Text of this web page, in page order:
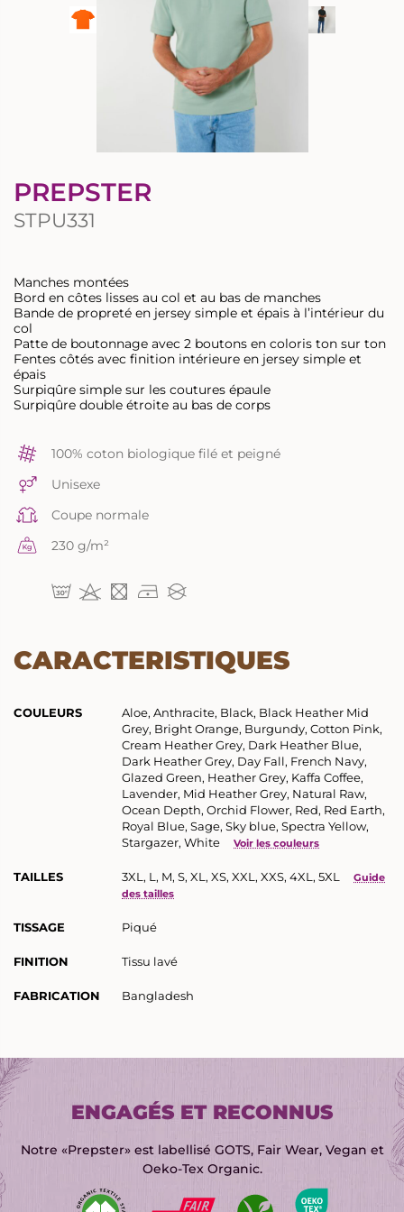
PREPSTER
STPU331
Manches montées
Bord en côtes lisses au col et au bas de manches
Bande de propreté en jersey simple et épais à l’intérieur du
col
Patte de boutonnage avec 2 boutons en coloris ton sur ton
Fentes côtés avec finition intérieure en jersey simple et
épais
Surpiqûre simple sur les coutures épaule
Surpiqûre double étroite au bas de corps
100% coton biologique filé et peigné
Unisexe
Coupe normale
230 g/m²
CARACTERISTIQUES
COULEURS
Aloe, Anthracite, Black, Black Heather Mid
Grey, Bright Orange, Burgundy, Cotton Pink,
Cream Heather Grey, Dark Heather Blue,
Dark Heather Grey, Day Fall, French Navy,
Glazed Green, Heather Grey, Kaffa Coffee,
Lavender, Mid Heather Grey, Natural Raw,
Ocean Depth, Orchid Flower, Red, Red Earth,
Royal Blue, Sage, Sky blue, Spectra Yellow,
Stargazer, White
Voir les couleurs
TAILLES 3XL, L, M, S, XL, XS, XXL, XXS, 4XL, 5XL
Guide
des tailles
TISSAGE Piqué
FINITION Tissu lavé
FABRICATION Bangladesh
ENGAGÉS ET RECONNUS
Notre «Prepster» est labellisé GOTS, Fair Wear, Vegan et
Oeko-Tex Organic.